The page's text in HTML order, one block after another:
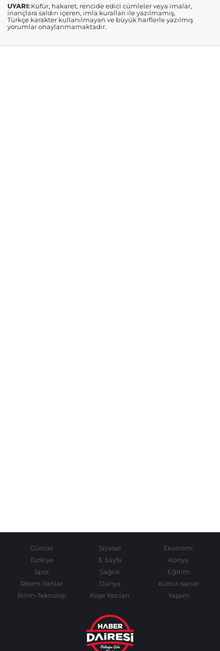
UYARI: Küfür, hakaret, rencide edici cümleler veya imalar,
inançlara saldırı içeren, imla kuralları ile yazılmamış,
Türkçe karakter kullanılmayan ve büyük harflerle yazılmış
yorumlar onaylanmamaktadır.
Güncel Siyaset
Ekonomi
Türkiye
3. Sayfa
Konya
Spor
Sağlık
Eğitim
Resmi İlanlar
Dünya
Kültür-sanat
Bilim-Teknoloji
Köşe Yazıları Yaşam